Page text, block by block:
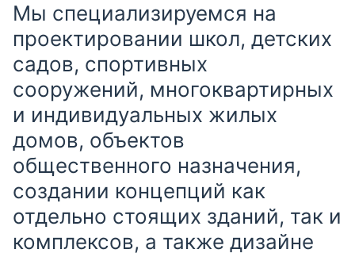
Мы специализируемся на
проектировании школ, детских
садов, спортивных
сооружений, многоквартирных
и индивидуальных жилых
домов, объектов
общественного назначения,
создании концепций как
отдельно стоящих зданий, так и
комплексов, а также дизайне